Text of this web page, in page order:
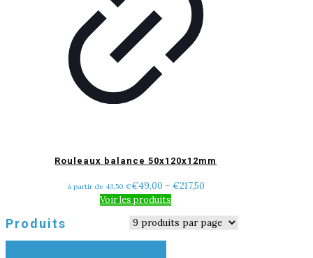
Rouleaux balance 50x120x12mm
à partir de 43,50 €€49,00 – €217,50
Voir les produits
Produits